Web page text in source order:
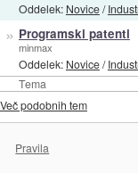
Tema
Oddelek: Novice/
» Programski patenti
minmax
Oddelek: Novice/
Več podobnih tem
Pravila